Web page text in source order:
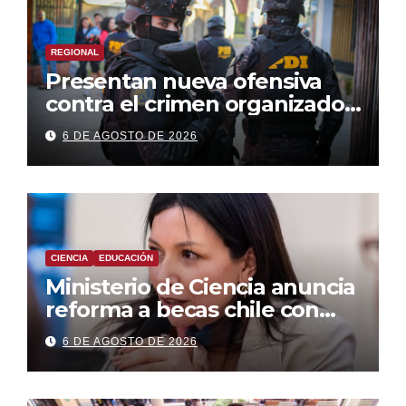
REGIONAL
Presentan nueva ofensiva
contra el crimen organizado:
más control territorial,
cárceles más estrictas y
decomiso de bienes
6 DE AGOSTO DE 2026
CIENCIA EDUCACIÓN
Ministerio de Ciencia anuncia
reforma a becas chile con
foco en áreas estratégicas y
descentralización
6 DE AGOSTO DE 2026